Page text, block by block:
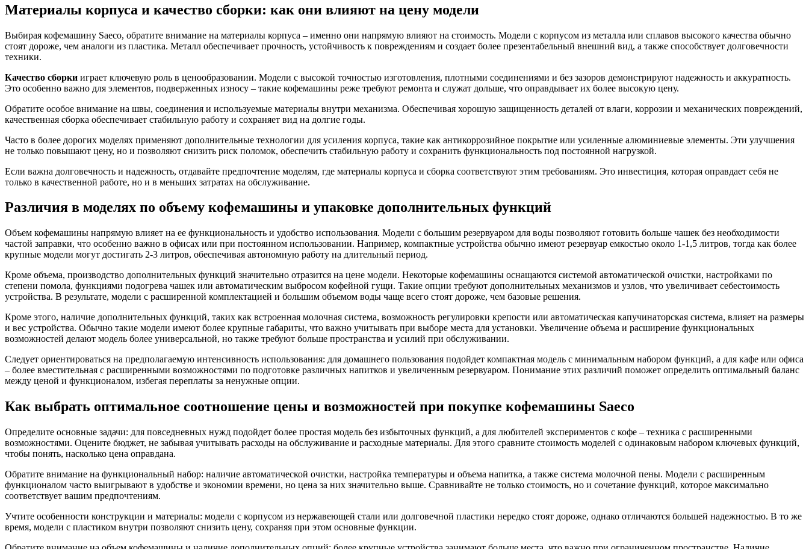
Материалы корпуса и качество сборки: как они влияют на цену модели
Выбирая кофемашину Saeco, обратите внимание на материалы корпуса – именно они напрямую влияют на стоимость. Модели с корпусом из металла или сплавов высокого качества обычно
стоят дороже, чем аналоги из пластика. Металл обеспечивает прочность, устойчивость к повреждениям и создает более презентабельный внешний вид, а также способствует долговечности
техники.
Качество сборки играет ключевую роль в ценообразовании. Модели с высокой точностью изготовления, плотными соединениями и без зазоров демонстрируют надежность и аккуратность.
Это особенно важно для элементов, подверженных износу – такие кофемашины реже требуют ремонта и служат дольше, что оправдывает их более высокую цену.
Обратите особое внимание на швы, соединения и используемые материалы внутри механизма. Обеспечивая хорошую защищенность деталей от влаги, коррозии и механических повреждений,
качественная сборка обеспечивает стабильную работу и сохраняет вид на долгие годы.
Часто в более дорогих моделях применяют дополнительные технологии для усиления корпуса, такие как антикоррозийное покрытие или усиленные алюминиевые элементы. Эти улучшения
не только повышают цену, но и позволяют снизить риск поломок, обеспечить стабильную работу и сохранить функциональность под постоянной нагрузкой.
Если важна долговечность и надежность, отдавайте предпочтение моделям, где материалы корпуса и сборка соответствуют этим требованиям. Это инвестиция, которая оправдает себя не
только в качественной работе, но и в меньших затратах на обслуживание.
Различия в моделях по объему кофемашины и упаковке дополнительных функций
Объем кофемашины напрямую влияет на ее функциональность и удобство использования. Модели с большим резервуаром для воды позволяют готовить больше чашек без необходимости
частой заправки, что особенно важно в офисах или при постоянном использовании. Например, компактные устройства обычно имеют резервуар емкостью около 1-1,5 литров, тогда как более
крупные модели могут достигать 2-3 литров, обеспечивая автономную работу на длительный период.
Кроме объема, производство дополнительных функций значительно отразится на цене модели. Некоторые кофемашины оснащаются системой автоматической очистки, настройками по
степени помола, функциями подогрева чашек или автоматическим выбросом кофейной гущи. Такие опции требуют дополнительных механизмов и узлов, что увеличивает себестоимость
устройства. В результате, модели с расширенной комплектацией и большим объемом воды чаще всего стоят дороже, чем базовые решения.
Кроме этого, наличие дополнительных функций, таких как встроенная молочная система, возможность регулировки крепости или автоматическая капучинаторская система, влияет на размеры
и вес устройства. Обычно такие модели имеют более крупные габариты, что важно учитывать при выборе места для установки. Увеличение объема и расширение функциональных
возможностей делают модель более универсальной, но также требуют больше пространства и усилий при обслуживании.
Следует ориентироваться на предполагаемую интенсивность использования: для домашнего пользования подойдет компактная модель с минимальным набором функций, а для кафе или офиса
– более вместительная с расширенными возможностями по подготовке различных напитков и увеличенным резервуаром. Понимание этих различий поможет определить оптимальный баланс
между ценой и функционалом, избегая переплаты за ненужные опции.
Как выбрать оптимальное соотношение цены и возможностей при покупке кофемашины Saeco
Определите основные задачи: для повседневных нужд подойдет более простая модель без избыточных функций, а для любителей экспериментов с кофе – техника с расширенными
возможностями. Оцените бюджет, не забывая учитывать расходы на обслуживание и расходные материалы. Для этого сравните стоимость моделей с одинаковым набором ключевых функций,
чтобы понять, насколько цена оправдана.
Обратите внимание на функциональный набор: наличие автоматической очистки, настройка температуры и объема напитка, а также система молочной пены. Модели с расширенным
функционалом часто выигрывают в удобстве и экономии времени, но цена за них значительно выше. Сравнивайте не только стоимость, но и сочетание функций, которое максимально
соответствует вашим предпочтениям.
Учтите особенности конструкции и материалы: модели с корпусом из нержавеющей стали или долговечной пластики нередко стоят дороже, однако отличаются большей надежностью. В то же
время, модели с пластиком внутри позволяют снизить цену, сохраняя при этом основные функции.